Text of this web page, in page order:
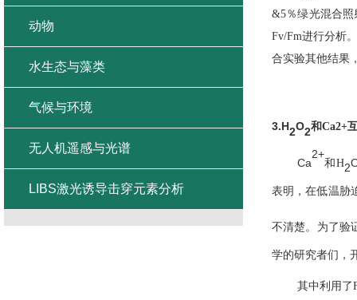
&5％绿光混合照
Fv/Fm进行分析
合实验其他结果
3.H2O2和Ca2+
Ca
2+
和H2
表明，在低温胁
不清楚。为了验
学的研究者们，
其中利用了
动物
水生态与藻类
气候与环境
无人机遥感与光谱
LIBS激光诱导击穿元素分析